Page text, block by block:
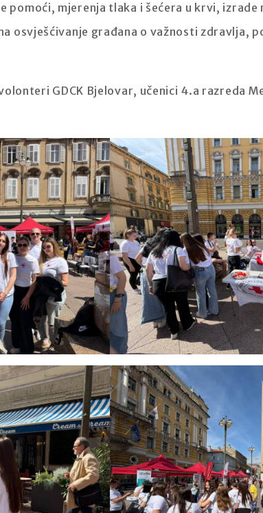
pomoći, mjerenja tlaka i šećera u krvi,
osvješćivanje građana o važnosti zdravlja,
GDCK Bjelovar, učenici 4.a razreda